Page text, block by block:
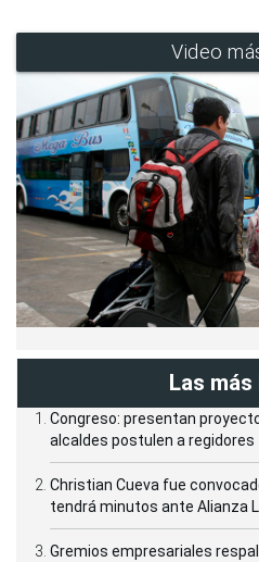
Video
Las más
Congreso: presentan
alcaldes postulen a regidores
Christian Cueva fue
tendrá minutos ante Alianza
Gremios empresariales